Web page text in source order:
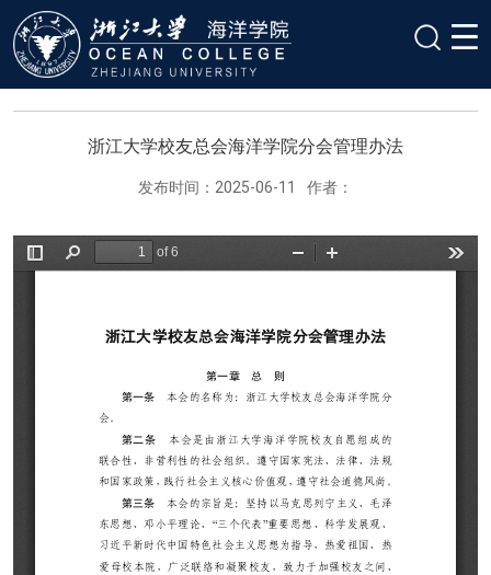
浙江大学校友总会海洋学院分会管理办法
发布时间：2025-06-11 作者：